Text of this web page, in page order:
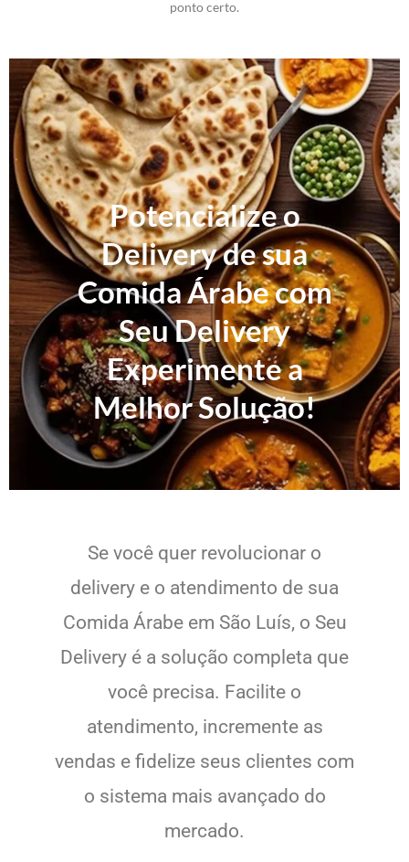
ponto certo.
Potencialize o
Delivery de sua
Comida Árabe com
Seu Delivery
Experimente a
Melhor Solução!
Se você quer revolucionar o
delivery e o atendimento de sua
Comida Árabe em São Luís, o Seu
Delivery é a solução completa que
você precisa. Facilite o
atendimento, incremente as
vendas e fidelize seus clientes com
o sistema mais avançado do
mercado.